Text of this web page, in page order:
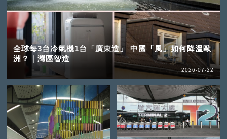
全球每3台冷氣機1台「廣東造」 中國「風」如何降溫歐
洲？｜灣區智造
2026-07-22